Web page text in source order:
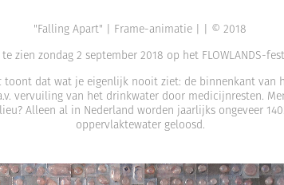
"Falling Apart" | Frame-animatie | | © 2018
zien zondag 2 september 2018 op het FLOWLANDS-
toont dat wat je eigenlijk nooit ziet: de binnenkant van
vervuiling van het drinkwater door medicijn­resten.
Alleen al in Nederland worden jaarlijks ongeveer
oppervlaktewater geloosd.